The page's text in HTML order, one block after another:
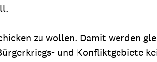
zu wollen. Damit werden
und Konfliktgebiete